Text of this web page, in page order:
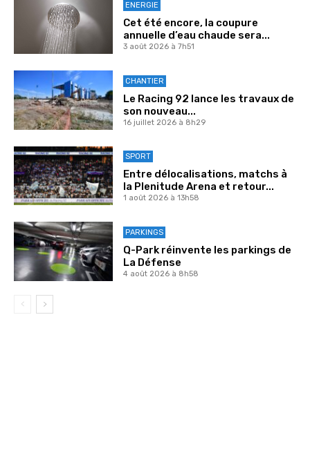
ENERGIE
Cet été encore, la coupure
annuelle d’eau chaude sera...
3 août 2026 à 7h51
CHANTIER
Le Racing 92 lance les travaux de
son nouveau...
16 juillet 2026 à 8h29
SPORT
Entre délocalisations, matchs à
la Plenitude Arena et retour...
1 août 2026 à 13h58
PARKINGS
Q-Park réinvente les parkings de
La Défense
4 août 2026 à 8h58